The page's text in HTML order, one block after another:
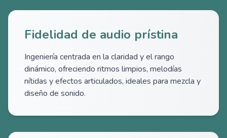
Fidelidad de audio prístina
Ingeniería centrada en la claridad y el rango
dinámico, ofreciendo ritmos limpios, melodías
nítidas y efectos articulados, ideales para mezcla y
diseño de sonido.